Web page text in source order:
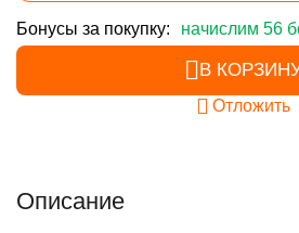
Бонусы за покупку: начислим 56
В
Отложить
Описание